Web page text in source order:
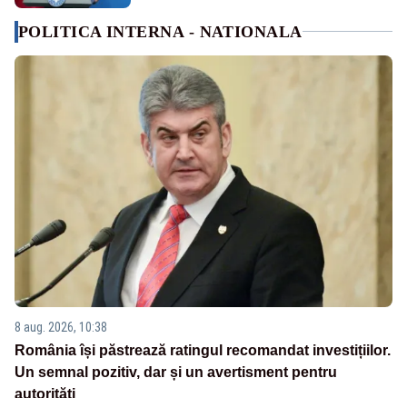
POLITICA INTERNA - NATIONALA
8 aug. 2026, 10:38
România își păstrează ratingul recomandat investițiilor.
Un semnal pozitiv, dar și un avertisment pentru
autorități